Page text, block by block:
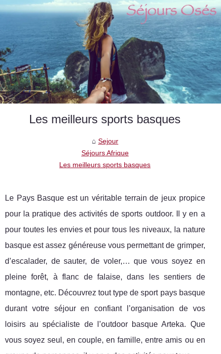
Les meilleurs sports basques
Sejour
Séjours Afrique
Les meilleurs sports basques
Le Pays Basque est un véritable terrain de jeux propice
pour la pratique des activités de sports outdoor. Il y en a
pour toutes les envies et pour tous les niveaux, la nature
basque est assez généreuse vous permettant de grimper,
d’escalader, de sauter, de voler,… que vous soyez en
pleine forêt, à flanc de falaise, dans les sentiers de
montagne, etc. Découvrez tout type de sport pays basque
durant votre séjour en confiant l’organisation de vos
loisirs au spécialiste de l’outdoor basque Arteka. Que
vous soyez seul, en couple, en famille, entre amis ou en